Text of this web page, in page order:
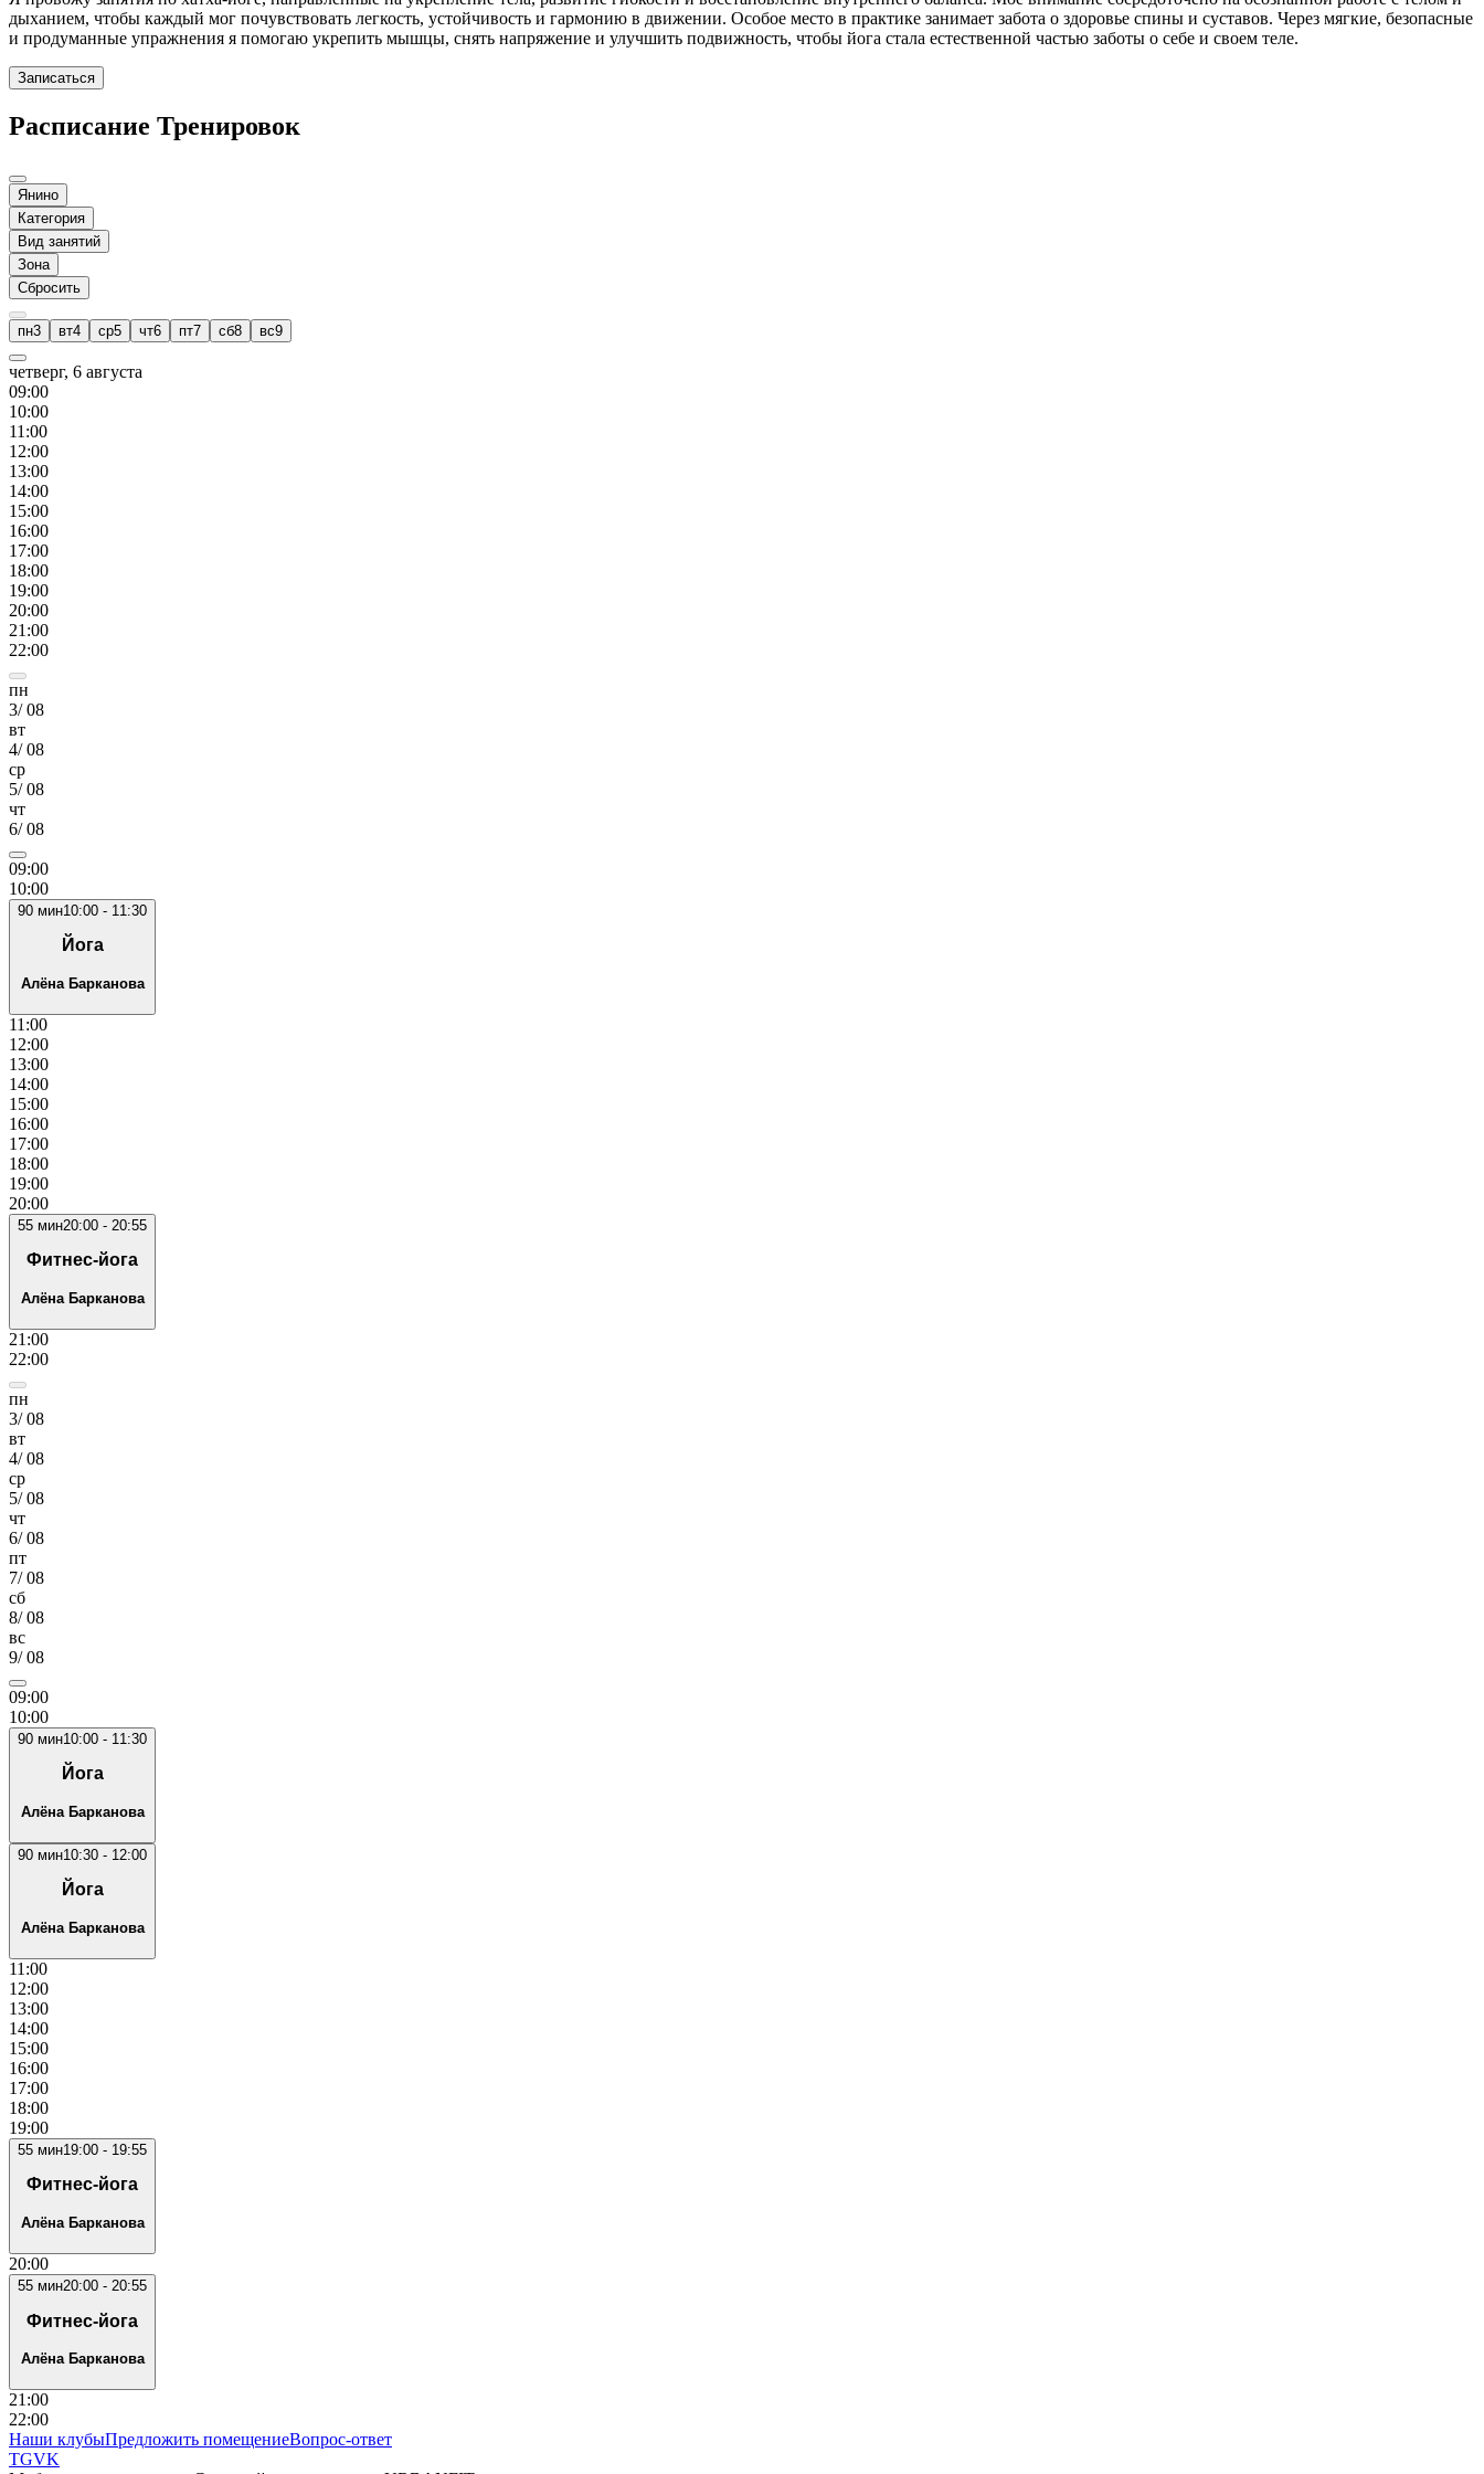
дыханием, чтобы каждый мог почувствовать легкость, устойчивость и гармонию в движении. Особое место в практике занимает забота о здоровье спины и суставов. Через мягкие, безопасные
и продуманные упражнения я помогаю укрепить мышцы, снять напряжение и улучшить подвижность, чтобы йога стала естественной частью заботы о себе и своем теле.
Записаться
Расписание Тренировок
Янино
Категория
Вид занятий
Зона
Сбросить
пн3 вт4 ср5 чт6 пт7 сб8 вс9
четверг, 6 августа
09:00
10:00
11 :00
12:00
13:00
14:00
15:00
16:00
17:00
18:00
19:00
20:00
21 :00
22:00
пн
3/08
вт
4/08
ср
5/08
чт
6/08
09:00
10:00
90 мин10:00 - 11:30
Йога
Алёна Барканова
11 :00
12:00
13:00
14:00
15:00
16:00
17:00
18:00
19:00
20:00
55 мин20:00 - 20:55
Фитнес-йога
Алёна Барканова
21 :00
22:00
пн
3/08
вт
4/08
ср
5/08
чт
6/08
пт
7/08
сб
8/08
вс
9/08
09:00
10:00
90 мин10:00 - 11:30
Йога
Алёна Барканова
90 мин10:30 - 12:00
Йога
Алёна Барканова
11 :00
12:00
13:00
14:00
15:00
16:00
17:00
18:00
19:00
55 мин19:00 - 19:55
Фитнес-йога
Алёна Барканова
20:00
55 мин20:00 - 20:55
Фитнес-йога
Алёна Барканова
21 :00
22:00
Наши клубыПредложить помещениеВопрос-ответ
TGVK